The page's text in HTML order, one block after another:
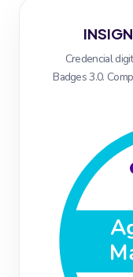
Credencial
Badges 3.0.